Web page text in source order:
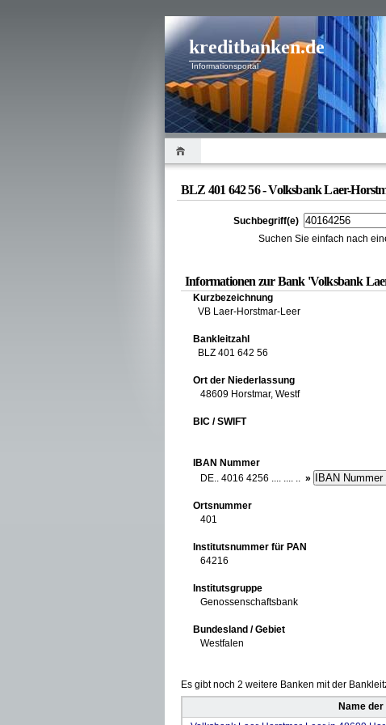
kreditbanken.de
Informationsportal
BLZ 401 642 56 - Volksbank Laer-
Suchbegriff(e)
Suchen Sie einfach nach
Informationen zur Bank 'Volksbank
Kurzbezeichnung
VB Laer-Horstmar-Leer
Bankleitzahl
BLZ 401 642 56
Ort der Niederlassung
48609 Horstmar, Westf
BIC / SWIFT
IBAN Nummer
DE.. 4016 4256 .... .... .. »
Ortsnummer
401
Institutsnummer für PAN
64216
Institutsgruppe
Genossenschaftsbank
Bundesland / Gebiet
Westfalen
Es gibt noch 2 weitere Banken mit der
Name